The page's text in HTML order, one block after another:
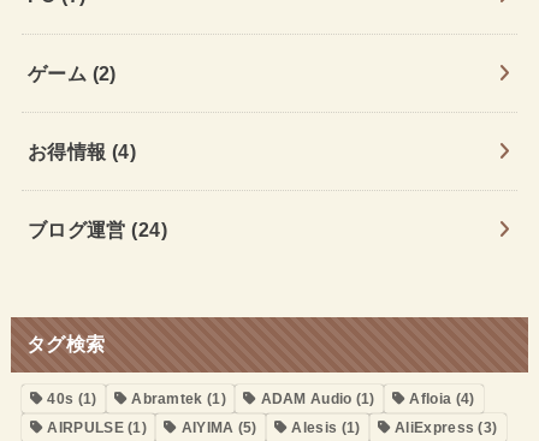
ゲーム (2)
お得情報 (4)
ブログ運営(24)
タグ検索
40s (1) Abramtek (1) ADAM Audio (1) Afloia (4)
AIRPULSE(1) AIYIMA (5) Alesis (1) AliExpress (3)